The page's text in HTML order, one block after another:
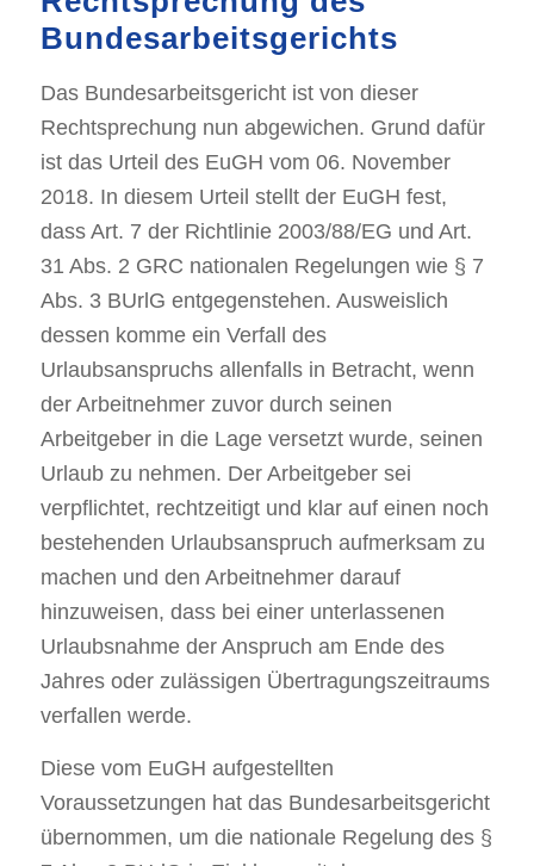
Bundesarbeitsgerichts
Das Bundesarbeitsgericht ist von dieser
Rechtsprechung nun abgewichen. Grund dafür
ist das Urteil des EuGH vom 06. November
2018. In diesem Urteil stellt der EuGH fest,
dass Art. 7 der Richtlinie 2003/88/EG und Art.
31 Abs. 2 GRC nationalen Regelungen wie § 7
Abs. 3 BUrlG entgegenstehen. Ausweislich
dessen komme ein Verfall des
Urlaubsanspruchs allenfalls in Betracht, wenn
der Arbeitnehmer zuvor durch seinen
Arbeitgeber in die Lage versetzt wurde, seinen
Urlaub zu nehmen. Der Arbeitgeber sei
verpflichtet, rechtzeitigt und klar auf einen noch
bestehenden Urlaubsanspruch aufmerksam zu
machen und den Arbeitnehmer darauf
hinzuweisen, dass bei einer unterlassenen
Urlaubsnahme der Anspruch am Ende des
Jahres oder zulässigen Übertragungszeitraums
verfallen werde.
Diese vom EuGH aufgestellten
Voraussetzungen hat das Bundesarbeitsgericht
übernommen, um die nationale Regelung des §